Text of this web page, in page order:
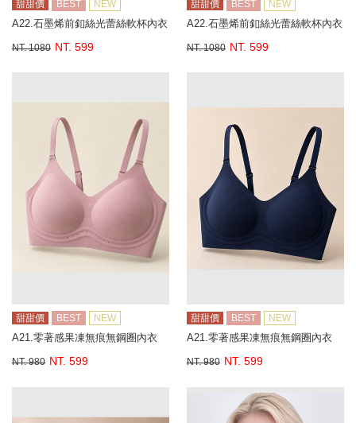
甜甜價 BEST NEW
A22.石墨烯前釦絲光蕾絲軟杯內衣
NT. 1080 NT. 599
甜甜價 BEST NEW
A22.石墨烯前釦絲光蕾絲軟杯內衣
NT. 1080 NT. 599
甜甜價 BEST NEW
A21.零著感果凍無痕無鋼圈內衣
NT. 980 NT. 599
甜甜價 BEST NEW
A21.零著感果凍無痕無鋼圈內衣
NT. 980 NT. 599